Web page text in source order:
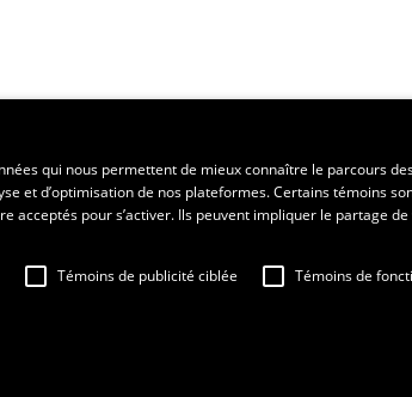
qui nous permettent de mieux connaître le parcours
et d’optimisation de nos plateformes. Certains témoins
acceptés pour s’activer. Ils peuvent impliquer le partage
Témoins de publicité ciblée Témoins de